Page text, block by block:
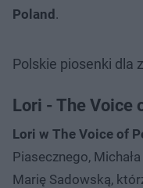
Poland.
Polskie piosenki dla
Lori - The Voice
Lori w The Voice of
Piasecznego,
Marię Sadowską,